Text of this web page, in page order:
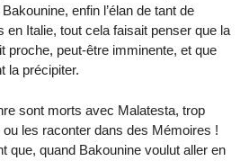
enfin l’élan de tant de
en Italie, tout cela faisait penser que la
proche, peut-être imminente, et que
la précipiter.
sont morts avec Malatesta, trop
les raconter dans des Mémoires !
que, quand Bakounine voulut aller en